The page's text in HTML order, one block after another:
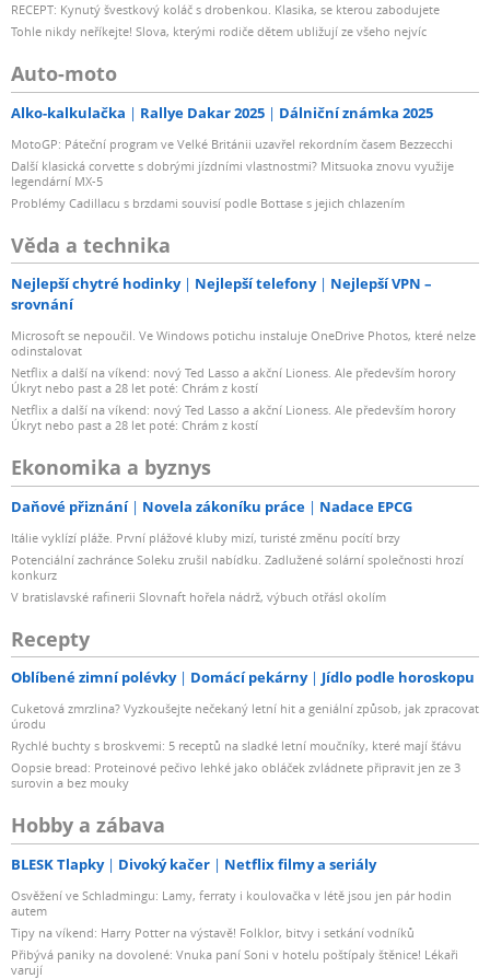
RECEPT: Kynutý švestkový koláč s drobenkou. Klasika, se kterou zabodujete
Tohle nikdy neříkejte! Slova, kterými rodiče dětem ubližují ze všeho nejvíc
Auto-moto
Alko-kalkulačka Rallye Dakar 2025 Dálniční známka 2025
MotoGP: Páteční program ve Velké Británii uzavřel rekordním časem Bezzecchi
Další klasická corvette s dobrými jízdními vlastnostmi? Mitsuoka znovu využije
legendární MX-5
Problémy Cadillacu s brzdami souvisí podle Bottase s jejich chlazením
Věda a technika
Nejlepší chytré hodinky Nejlepší telefony
Nejlepší VPN –
srovnání
Microsoft se nepoučil. Ve Windows potichu instaluje OneDrive Photos, které nelze
odinstalovat
Netflix a další na víkend: nový Ted Lasso a akční Lioness. Ale především horory
Úkryt nebo past a 28 let poté: Chrám z kostí
Netflix a další na víkend: nový Ted Lasso a akční Lioness. Ale především horory
Úkryt nebo past a 28 let poté: Chrám z kostí
Ekonomika a byznys
Daňové přiznání Novela zákoníku práce Nadace EPCG
Itálie vyklízí pláže. První plážové kluby mizí, turisté změnu pocítí brzy
Potenciální zachránce Soleku zrušil nabídku. Zadlužené solární společnosti hrozí
konkurz
V bratislavské rafinerii Slovnaft hořela nádrž, výbuch otřásl okolím
Recepty
Oblíbené zimní polévky Domácí pekárny Jídlo podle horoskopu
Cuketová zmrzlina? Vyzkoušejte nečekaný letní hit a geniální způsob, jak zpracovat
úrodu
Rychlé buchty s broskvemi: 5 receptů na sladké letní moučníky, které mají šťávu
Oopsie bread: Proteinové pečivo lehké jako obláček zvládnete připravit jen ze 3
surovin a bez mouky
Hobby a zábava
BLESK Tlapky Divoký kačer Netflix filmy a seriály
Osvěžení ve Schladmingu: Lamy, ferraty i koulovačka v létě jsou jen pár hodin
autem
Tipy na víkend: Harry Potter na výstavě! Folklor, bitvy i setkání vodníků
Přibývá paniky na dovolené: Vnuka paní Soni v hotelu poštípaly štěnice! Lékaři
varují